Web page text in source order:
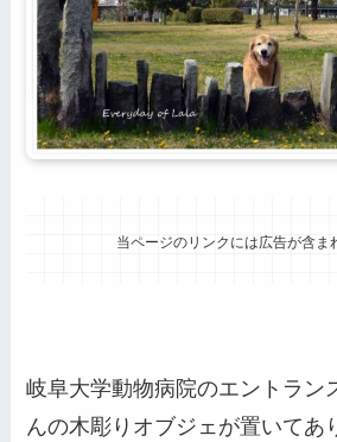
当ページのリンクには広告が含ま
岐阜大学動物病院のエントラン
んの木彫りオブジェが置いてあ